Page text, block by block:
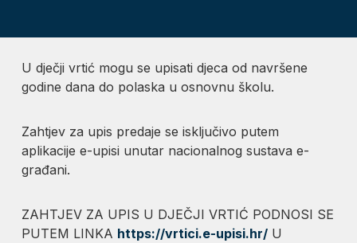
U dječji vrtić mogu se upisati djeca od navršene
godine dana do polaska u osnovnu školu.
Zahtjev za upis predaje se isključivo putem
aplikacije e-upisi unutar nacionalnog sustava e-
građani.
ZAHTJEV ZA UPIS U DJEČJI VRTIĆ PODNOSI SE
PUTEM LINKA https://vrtici.e-upisi.hr/ U